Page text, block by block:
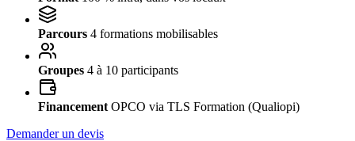
Parcours 4 formations mobilisables
Groupes 4 à 10 participants
Financement OPCO via TLS Formation (Qualiopi)
Demander un devis